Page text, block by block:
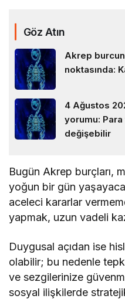
Göz Atın
Akrep
noktasında:
4 Ağustos
yorumu:
değişebilir
Bugün Akrep burçları,
yoğun bir gün
aceleci kararlar
yapmak, uzun vadeli
Duygusal açıdan ise
olabilir; bu nedenle
ve sezgilerinize
sosyal ilişkilerde